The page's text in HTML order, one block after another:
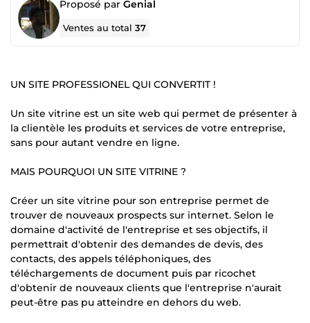
Proposé par Genial
Ventes au total37
UN SITE PROFESSIONEL QUI CONVERTIT !
Un site vitrine est un site web qui permet de présenter à
la clientèle les produits et services de votre entreprise,
sans pour autant vendre en ligne.
MAIS POURQUOI UN SITE VITRINE ?
Créer un site vitrine pour son entreprise permet de
trouver de nouveaux prospects sur internet. Selon le
domaine d'activité de l'entreprise et ses objectifs, il
permettrait d'obtenir des demandes de devis, des
contacts, des appels téléphoniques, des
téléchargements de document puis par ricochet
d'obtenir de nouveaux clients que l'entreprise n'aurait
peut-être pas pu atteindre en dehors du web.